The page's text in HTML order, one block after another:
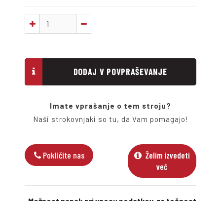
DODAJ V POVPRAŠEVANJE
Imate vprašanje o tem stroju?
Naši strokovnjaki so tu, da Vam pomagajo!
Pokličite nas
Želim izvedeti
več